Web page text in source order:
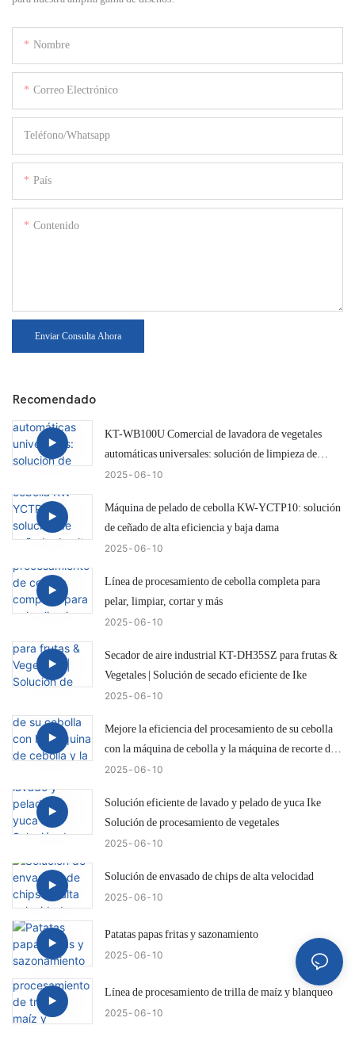
Nombre
Correo Electrónico
Teléfono/whatsapp
País
Contenido
Enviar Consulta Ahora
Recomendado
KT-WB100U Comercial de lavadora de vegetales
automáticas universales: solución de limpieza de
cebolla eficiente e inteligente
2025 06 10
Máquina de pelado de cebolla KW-YCTP10: solución
de ceñado de alta eficiencia y baja dama
2025 06 10
Línea de procesamiento de cebolla completa para
pelar, limpiar, cortar y más
2025 06 10
Secador de aire industrial KT-DH35SZ para frutas &
Vegetales | Solución de secado eficiente de Ike
2025 06 10
Mejore la eficiencia del procesamiento de su cebolla
con la máquina de cebolla y la máquina de recorte de
cola IKE KW-QG500
2025 06 10
Solución eficiente de lavado y pelado de yuca Ike
Solución de procesamiento de vegetales
2025 06 10
Solución de envasado de chips de alta velocidad
2025 06 10
Patatas papas fritas y sazonamiento
2025 06 10
Línea de procesamiento de trilla de maíz y blanqueo
2025 06 10